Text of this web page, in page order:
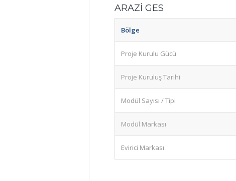
ARAZİ GES
Bölge
Proje Kurulu Gücü
Proje Kuruluş Tarihi
Modül Sayısı / Tipi
Modül Markası
Evirici Markası